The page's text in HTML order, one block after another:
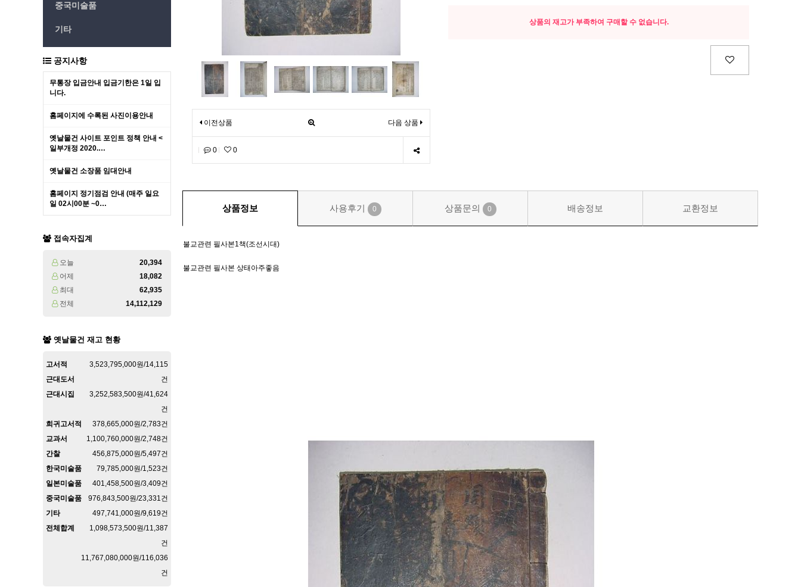
중국미술품
기타
공지사항
무통장 입금안내 입금기한은 1일 입
니다.
홈페이지에 수록된 사진이용안내
옛날물건 사이트 포인트 정책 안내 <
일부개정 2020.…
옛날물건 소장품 임대안내
홈페이지 정기점검 안내 (매주 일요
일 02시00분 ~0…
접속자집계
오늘
20,394
어제
18,082
최대
62,935
전체
14,112,129
옛날물건 재고 현황
고서적
3,523,795,000원/14,115
건
근대도서
3,252,583,500원/41,624
건
근대시집
378,665,000원/2,783건
희귀고서적
1,100,760,000원/2,748건
교과서
456,875,000원/5,497건
간찰
79,785,000원/1,523건
한국미술품
401,458,500원/3,409건
일본미술품
976,843,500원/23,331건
중국미술품
497,741,000원/9,619건
기타
1,098,573,500원/11,387
건
전체합계
11,767,080,000원/116,036
건
이전상품 다음 상품
0 0
상품의 재고가 부족하여 구매할 수 없습니다.
상품정보 사용후기 0 상품문의 0 배송정보 교환정보
불교관련 필사본1책(조선시대)
불교관련 필사본 상태아주좋음